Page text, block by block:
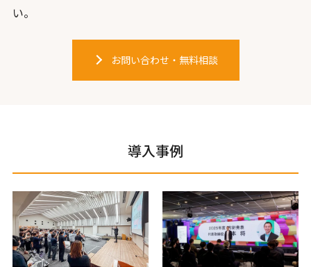
い。
お問い合わせ・無料相談
導入事例